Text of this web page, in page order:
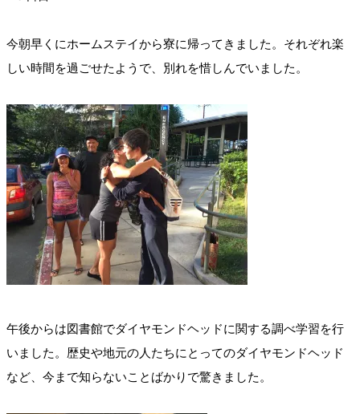
今朝早くにホームステイから寮に帰ってきました。それぞれ楽
しい時間を過ごせたようで、別れを惜しんでいました。
午後からは図書館でダイヤモンドヘッドに関する調べ学習を行
いました。歴史や地元の人たちにとってのダイヤモンドヘッド
など、今まで知らないことばかりで驚きました。